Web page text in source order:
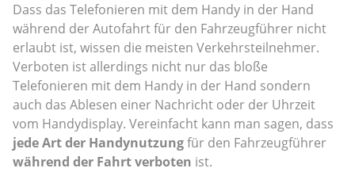
Dass das Telefonieren mit dem Handy in der Hand
während der Autofahrt für den Fahrzeugführer nicht
erlaubt ist, wissen die meisten Verkehrsteilnehmer.
Verboten ist allerdings nicht nur das bloße
Telefonieren mit dem Handy in der Hand sondern
auch das Ablesen einer Nachricht oder der Uhrzeit
vom Handydisplay. Vereinfacht kann man sagen, dass
jede Art der Handynutzungfür den Fahrzeugführer
während der Fahrt verboten ist.